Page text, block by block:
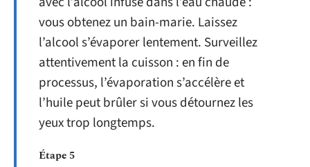
vous obtenez un bain-marie. Laissez
l’alcool s’évaporer lentement. Surveillez
attentivement la cuisson : en fin de
processus, l’évaporation s’accélère et
l’huile peut brûler si vous détournez les
yeux trop longtemps.
Étape 5